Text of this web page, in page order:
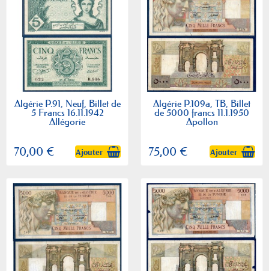
Algérie P.91, Neuf, Billet de
5 Francs 16.11.1942
Allégorie
70,00 € Ajouter
Algérie P.109a, TB, Billet
de 5000 francs 11.1.1950
Apollon
75,00 € Ajouter